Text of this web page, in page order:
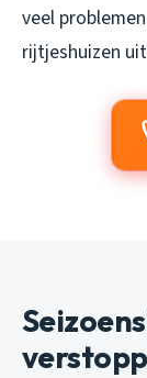
veel
rijtjeshuizen